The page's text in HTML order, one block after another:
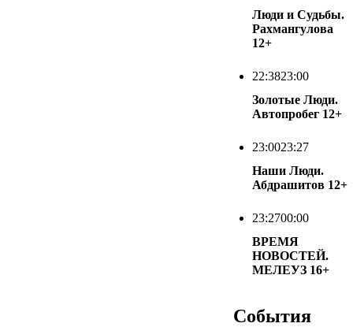
Люди и Судьбы.
Рахмангулова
12+
22:3823:00
Золотые Люди.
Автопробег 12+
23:0023:27
Наши Люди.
Абдрашитов 12+
23:2700:00
ВРЕМЯ
НОВОСТЕЙ.
МЕЛЕУЗ 16+
События